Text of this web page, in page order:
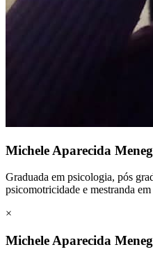
Michele Aparecida
Graduada em psicologia, pós
psicomotricidade e mestranda
×
Michele Aparecida